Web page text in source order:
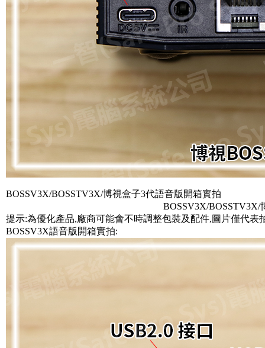
BOSSV3X/BOSSTV3X/博視盒子3代語音版開箱實拍
BOSSV3X/BOSSTV3X/
提示:為優化產品,廠商可能會不時調整包裝及配件,圖片僅代表
BOSSV3X語音版開箱實拍: